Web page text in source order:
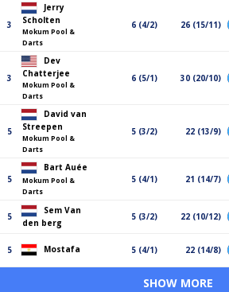
3
Jerry
Scholten
Mokum Pool &
Darts
6 (4/2) 26 (15/11)
3
Dev
Chatterjee
Mokum Pool &
Darts
6 (5/1) 30 (20/10)
5
David van
Streepen
Mokum Pool &
Darts
5 (3/2) 22 (13/9)
5
Bart Auée
Mokum Pool &
Darts
5 (4/1) 21 (14/7)
5
Sem Van
den berg
5 (3/2) 22 (10/12)
5 Mostafa 5 (4/1) 22 (14/8)
SHOW MORE